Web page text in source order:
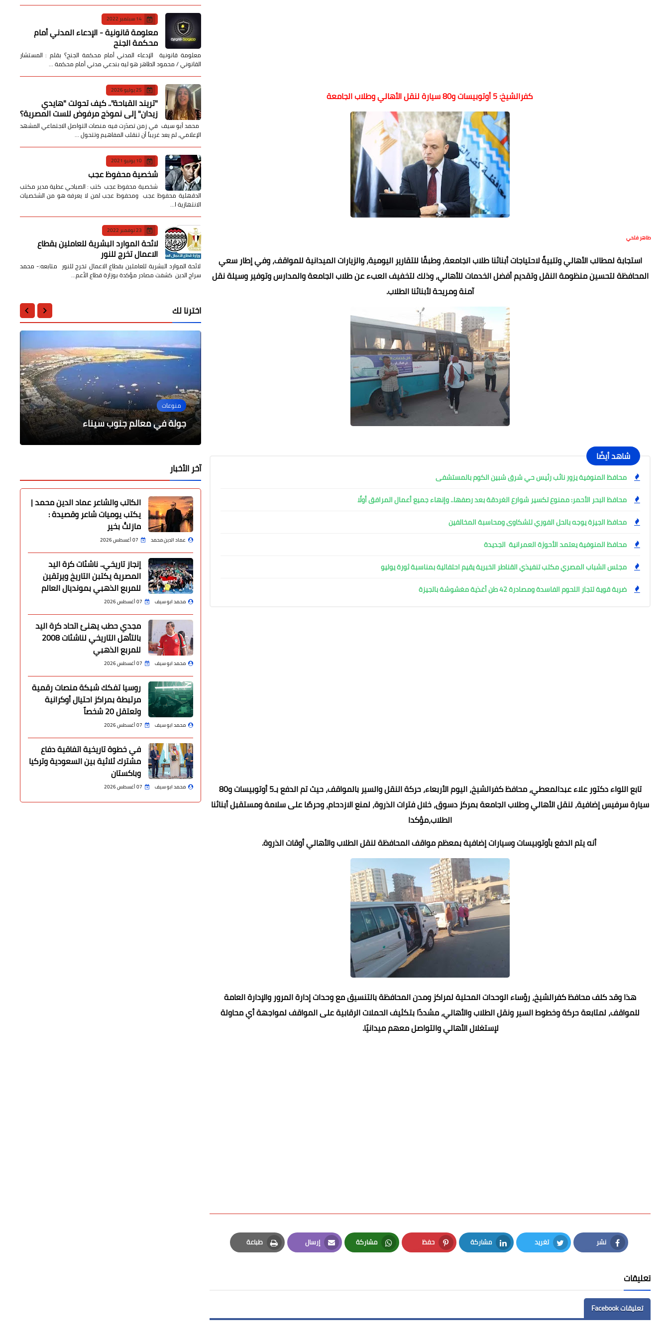
كفرالشيخ: 5 أوتوبيسات و80 سيارة لنقل الأهالي وطلاب الجامعة
طاهر فتحي
استجابة لمطالب الأهالي وتلبيةً لاحتياجات أبنائنا طلاب الجامعة، وطبقًا للتقارير اليومية، والزيارات الميدانية للمواقف، وفي إطار سعي
المحافظة لتحسين منظومة النقل وتقديم أفضل الخدمات للأهالي، وذلك لتخفيف العبء عن طلاب الجامعة والمدارس وتوفير وسيلة نقل
آمنة ومريحة لأبنائنا الطلاب.
شاهد أيضًا
محافظ المنوفية يزور نائب رئيس حي شرق شبين الكوم بالمستشفى
محافظ البحر الأحمر: ممنوع تكسير شوارع الغردقة بعد رصفها.. وإنهاء جميع أعمال المرافق أولًا
محافظ الجيزة يوجه بالحل الفوري للشكاوى ومحاسبة المخالفين
محافظ المنوفية يعتمد الأحوزة العمرانية الجديدة
مجلس الشباب المصري مكتب تنفيذي القناطر الخبرية يقيم احتفالية بمناسبة ثورة يوليو
ضربة قوية لتجار اللحوم الفاسدة ومصادرة 42 طن أغذية مغشوشة بالجيزة
تابع اللواء دكتور علاء عبدالمعطي، محافظ كفرالشيخ، اليوم الأربعاء، حركة النقل والسير بالمواقف، حيث تم الدفع بـ5 أوتوبيسات و80
سيارة سرفيس إضافية، لنقل الأهالي وطلاب الجامعة بمركز دسوق، خلال فترات الذروة، لمنع الازدحام، وحرصًا على سلامة ومستقبل أبنائنا
الطلاب،مؤكدا
أنه يتم الدفع بأوتوبيسات وسيارات إضافية بمعظم مواقف المحافظة لنقل الطلاب والأهالي أوقات الذروة.
هذا وقد كلف محافظ كفرالشيخ، رؤساء الوحدات المحلية لمراكز ومدن المحافظة بالتنسيق مع وحدات إدارة المرور والإدارة العامة
للمواقف، لمتابعة حركة وخطوط السير ونقل الطلاب والأهالي، مشددًا بتكثيف الحملات الرقابية على المواقف لمواجهة أي محاولة
لإستغلال الأهالي والتواصل معهم ميدانيًا.
نشر
Facebook
تغريد
Twitter
مشاركة
LinkedIn
حفظ
Pinterest
مشاركة
Whatsapp
إرسال
Email
طباعة
Print
تعليقات
تعليقات Facebook
14 سبتمبر 2022
معلومة قانونية - الإدعاء المدني أمام
محكمة الجنح
معلومة قانونية الإدعاء المدني أمام محكمة الجنح؟ بقلم : المستشار
القانوني / محمود الطاهر هو ليه بندعي مدني أمام محكمة …
25 يوليو 2026
​"تريند القباحة".. كيف تحولت "هايدي
زيدان" إلى نموذج مرفوض للست المصرية؟
​ محمد أبو سيف ​في زمن تصدّرت فيه منصات التواصل الاجتماعي المشهد
الإعلامي، لم يعد غريباً أن تنقلب المفاهيم وتتحول …
10 يونيو 2021
شخصية محفوظ عجب
شخصية محفوظ عجب كتب : الصباحي عطية مدير مكتب
الدقهلية محفوظ عجب ومحفوظ عجب لمن لا يعرفه هو من الشخصيات
الانتهازية ا…
23 نوفمبر 2022
لائحة الموارد البشرية للعاملين بقطاع
الاعمال تخرج للنور
لائحة الموارد البشرية للعاملين بقطاع الاعمال تخرج للنور متابعه:- محمد
سراج الدين كشفت مصادر مؤكدة بوزارة قطاع الأعم…
اخترنا لك
19 أكتوبر 2021
منوعات
جولة في معالم جنوب سيناء
19 أكتوبر 2021
مقالات
صراع الجبابرة
عماد الدين محمد
19 أكتوبر 2021
مقالات
إبني مبدع ... بقلم : دكتور شيماء صبحي
19 أكتوبر 2021
الرياضة
بعثة فريق توسكر الكينى تصل القاهرة
عماد الدين محمد
19 أكتوبر 2021
عالمى
زلزال شرق البحر المتوسط
آخر الأخبار
الكاتب والشاعر عماد الدين محمد |
يكتب يوميات شاعر وقصيدة :
مازلتُ بخير
عماد الدين محمد 07 أغسطس 2026
إنجاز تاريخي.. ناشئات كرة اليد
المصرية يكتبن التاريخ ويرتقين
للمربع الذهبي بمونديال العالم
محمد ابو سيف 07 أغسطس 2026
مجدي حطب يهنئ اتحاد كرة اليد
بالتأهل التاريخي لناشئات 2008
للمربع الذهبي
محمد ابو سيف 07 أغسطس 2026
روسيا تفكك شبكة منصات رقمية
مرتبطة بمراكز احتيال أوكرانية
وتعتقل 20 شخصاً
محمد ابو سيف 07 أغسطس 2026
في خطوة تاريخية اتفاقية دفاع
مشترك ثلاثية بين السعودية وتركيا
وباكستان
محمد ابو سيف 07 أغسطس 2026